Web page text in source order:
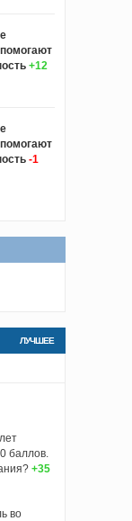
+12
-1
ЛУЧШЕЕ
баллов.
+35
во